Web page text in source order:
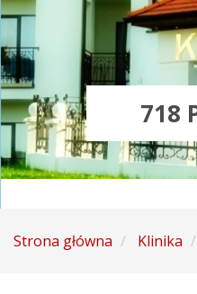
718
Strona główna Klinika